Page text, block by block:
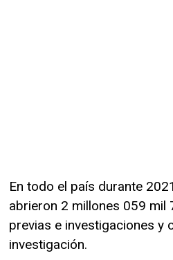
En todo el país durante
abrieron 2 millones 059 mil
previas e investigaciones y
investigación.